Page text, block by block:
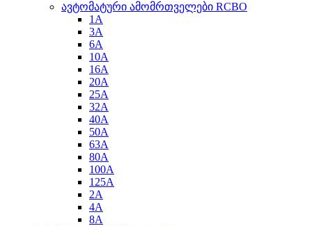
ავტომატური ამომრთველები RCBO
1A
3A
6A
10A
16A
20A
25A
32A
40A
50A
63A
80A
100A
125A
2A
4A
8A